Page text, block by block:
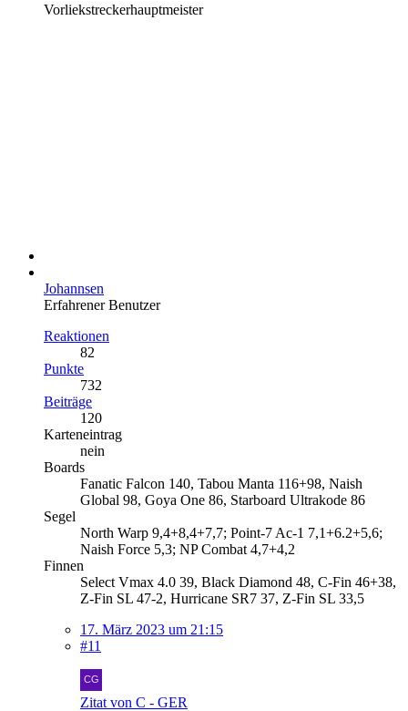
Vorliekstreckerhauptmeister
Johannsen
Erfahrener Benutzer
Reaktionen
82
Punkte
732
Beiträge
120
Karteneintrag
nein
Boards
Fanatic Falcon 140, Tabou Manta 116+98, Naish
Global 98, Goya One 86, Starboard Ultrakode 86
Segel
North Warp 9,4+8,4+7,7; Point-7 Ac-1 7,1+6.2+5,6;
Naish Force 5,3; NP Combat 4,7+4,2
Finnen
Select Vmax 4.0 39, Black Diamond 48, C-Fin 46+38,
Z-Fin SL 47-2, Hurricane SR7 37, Z-Fin SL 33,5
17. März 2023 um 21:15
#11
Zitat von C - GER